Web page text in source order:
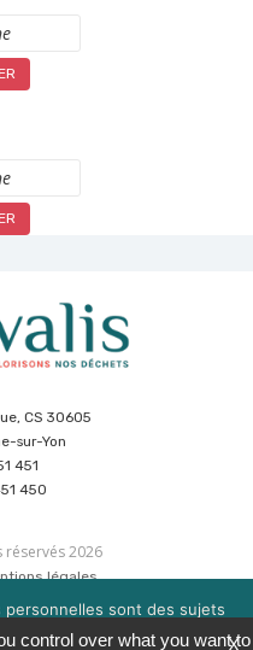
CS 30605
sur-Yon
451
450
réservés 2026
légales
données
Cookies
&Hypaepa
sont des sujets
notre politique de
X
control over what you want to